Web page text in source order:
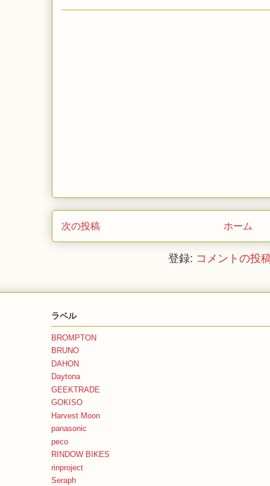
次の投稿 ホーム
登録: コメントの投
ラベル
BROMPTON
BRUNO
DAHON
Daytona
GEEKTRADE
GOKISO
Harvest Moon
panasonic
peco
RINDOW BIKES
rinproject
Seraph